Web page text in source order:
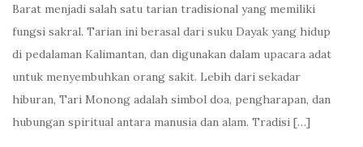
Barat menjadi salah satu tarian tradisional yang memiliki
fungsi sakral. Tarian ini berasal dari suku Dayak yang hidup
di pedalaman Kalimantan, dan digunakan dalam upacara adat
untuk menyembuhkan orang sakit. Lebih dari sekadar
hiburan, Tari Monong adalah simbol doa, pengharapan, dan
hubungan spiritual antara manusia dan alam. Tradisi […]